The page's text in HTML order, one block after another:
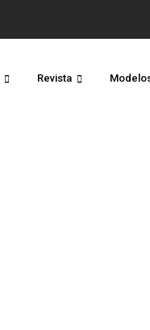
Revista